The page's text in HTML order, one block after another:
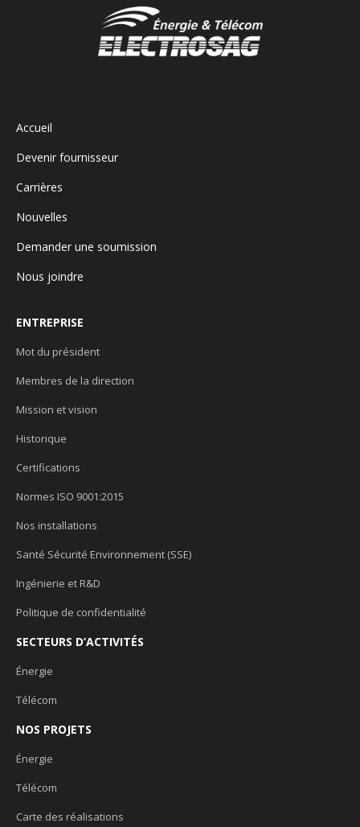
Accueil
Devenir fournisseur
Carrières
Nouvelles
Demander une soumission
Nous joindre
ENTREPRISE
Mot du président
Membres de la direction
Mission et vision
Historique
Certifications
Normes ISO 9001:2015
Nos installations
Santé Sécurité Environnement (SSE)
Ingénierie et R&D
Politique de confidentialité
SECTEURS D’ACTIVITÉS
Énergie
Télécom
NOS PROJETS
Énergie
Télécom
Carte des réalisations